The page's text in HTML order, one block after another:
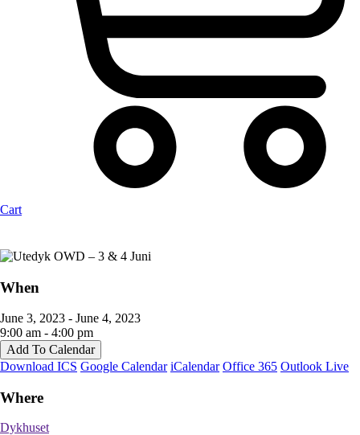
Cart
When
June 3, 2023 - June 4, 2023
9:00 am - 4:00 pm
Add To Calendar
Download ICS Google Calendar iCalendar Office 365 Outlook Live
Where
Dykhuset